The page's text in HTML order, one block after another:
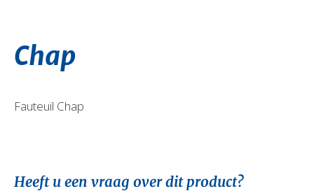
Chap
Fauteuil Chap
Heeft u een vraag over dit product?